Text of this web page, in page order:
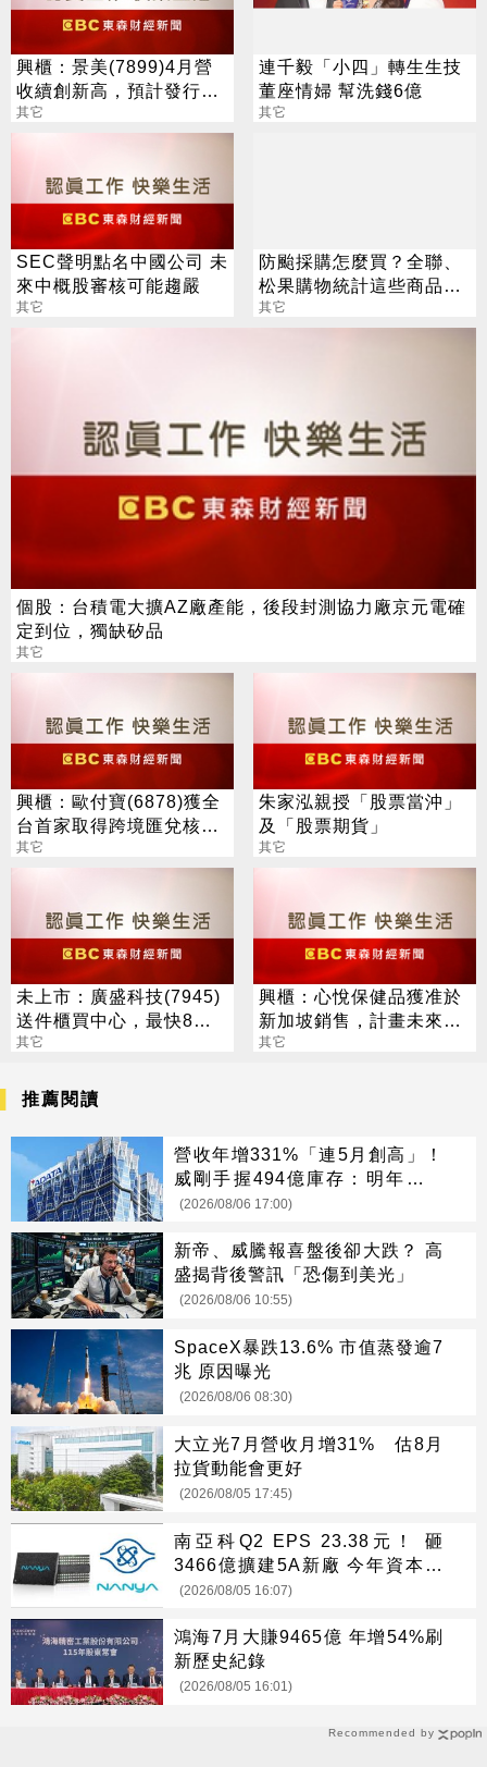
興櫃：景美(7899)4月營
收續創新高，預計發行增
資，募資10.5億元至17.5
其它
連千毅「小四」轉生生技
董座情婦 幫洗錢6億
其它
SEC聲明點名中國公司 未
來中概股審核可能趨嚴
其它
防颱採購怎麼買？全聯、
松果購物統計這些商品最
熱銷
其它
個股：台積電大擴AZ廠產能，後段封測協力廠京元電確
定到位，獨缺矽品
其它
興櫃：歐付寶(6878)獲全
台首家取得跨境匯兌核
準，打造移工生活金融生
其它
朱家泓親授「股票當沖」
及「股票期貨」
其它
未上市：廣盛科技(7945)
送件櫃買中心，最快8月
中登錄興櫃
其它
興櫃：心悅保健品獲准於
新加坡銷售，計畫未來台
港澳、加拿大、德國送件
其它
Recommended by
推薦閱讀
營收年增331%「連5月創高」！
威剛手握494億庫存：明年會更
缺
(2026/08/06 17:00)
新帝、威騰報喜盤後卻大跌？ 高
盛揭背後警訊「恐傷到美光」
(2026/08/06 10:55)
SpaceX暴跌13.6% 市值蒸發逾7
兆 原因曝光
(2026/08/06 08:30)
大立光7月營收月增31% 估8月
拉貨動能會更好
(2026/08/05 17:45)
南亞科Q2 EPS 23.38元！ 砸
3466億擴建5A新廠 今年資本支
出增至697億
(2026/08/05 16:07)
鴻海7月大賺9465億 年增54%刷
新歷史紀錄
(2026/08/05 16:01)